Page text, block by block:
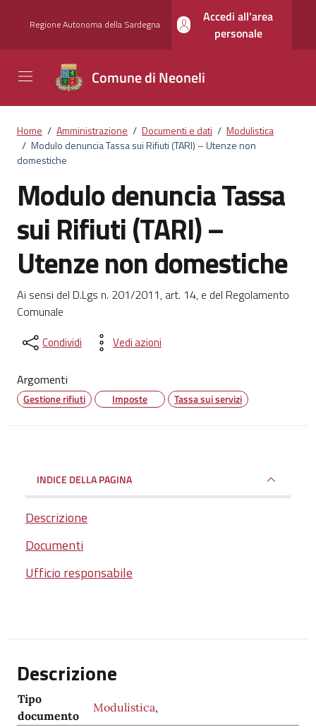
Regione Autonoma della Sardegna
Accedi all'area
personale
Comune di Neoneli
Home / Amministrazione / Documenti e dati / Modulistica
/ Modulo denuncia Tassa sui Rifiuti (TARI) – Utenze non
domestiche
Modulo denuncia Tassa
sui Rifiuti (TARI) –
Utenze non domestiche
Dettagli del documento
Ai sensi del D.Lgs n. 201/2011, art. 14, e del Regolamento
Comunale
Condividi Vedi azioni
Argomenti
Gestione rifiuti Imposte Tassa sui servizi
INDICE DELLA PAGINA
Descrizione
Documenti
Ufficio responsabile
Descrizione
Tipo
documento
Modulistica,